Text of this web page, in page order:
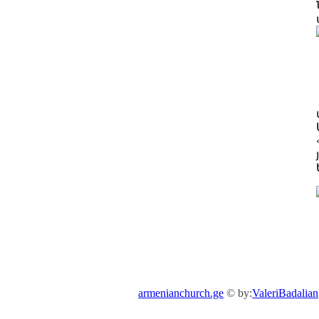
armenianchurch.ge © by:ValeriBadalian